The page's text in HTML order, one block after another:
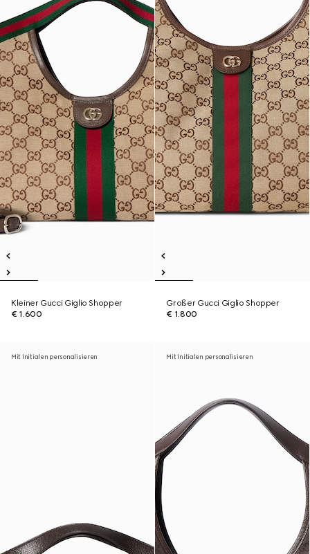
Kleiner Gucci Giglio Shopper
€ 1.600
Großer Gucci Giglio Shopper
€ 1.800
Mit Initialen personalisieren Mit Initialen personalisieren